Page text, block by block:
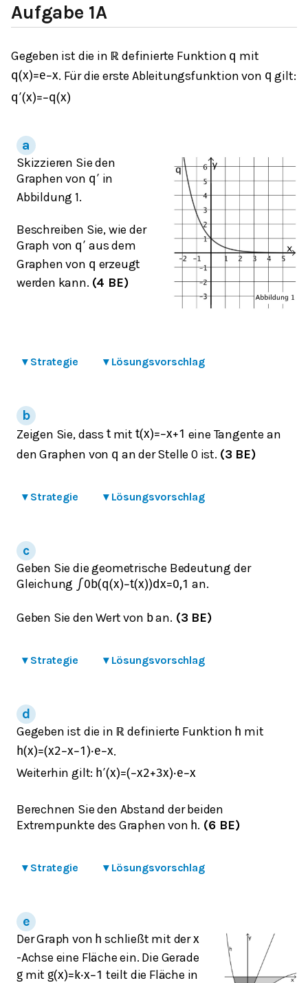
Aufgabe 1A
Gegeben ist die in ℝ definierte Funktion q mit
q(x)=e−x. Für die erste Ableitungsfunktion von q gilt:
q′(x)=−q(x)
Skizzieren Sie den
Graphen von q′ in
Abbildung 1.
Beschreiben Sie, wie der
Graph von q′ aus dem
Graphen von q erzeugt
werden kann. (4 BE)
▾ Strategie ▾ Lösungsvorschlag
Zeigen Sie, dass tmit t(x)=−x+1 eine Tangente an
den Graphen von q an der Stelle 0 ist. (3 BE)
▾ Strategie ▾ Lösungsvorschlag
Geben Sie die geometrische Bedeutung der
Gleichung ∫ 0 b(q(x)−t(x))dx=0,1 an.
Geben Sie den Wert von ban. (3 BE)
▾ Strategie ▾ Lösungsvorschlag
Gegeben ist die in ℝ definierte Funktion h mit
h(x)=(x2−x−1 )⋅e−x.
Weiterhin gilt: h′(x)=(−x2+3x)⋅e−x
Berechnen Sie den Abstand der beiden
Extrempunkte des Graphen von h. (6 BE)
▾ Strategie ▾ Lösungsvorschlag
Der Graph von h schließt mit derx
-Achse eine Fläche ein. Die Gerade
g mit g(x)= k⋅x−1 teilt die Fläche in